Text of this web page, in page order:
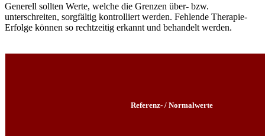
Generell sollten Werte, welche die Grenzen über- bzw.
unterschreiten, sorgfältig kontrolliert werden. Fehlende Therapie-
Erfolge können so rechtzeitig erkannt und behandelt werden.
Referenz- / Normalwerte